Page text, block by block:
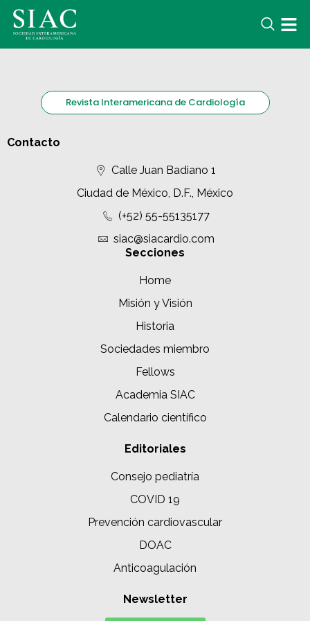
Revista Interamericana de Cardiología
Contacto
Calle Juan Badiano 1
Ciudad de México, D.F., México
(+52) 55-55135177
siac@siacardio.com
Secciones
Home
Misión y Visión
Historia
Sociedades miembro
Fellows
Academia SIAC
Calendario científico
Editoriales
Consejo pediatría
COVID 19
Prevención cardiovascular
DOAC
Anticoagulación
Newsletter